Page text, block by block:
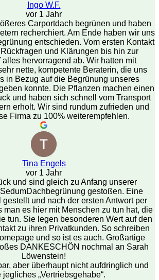
Ingo W.F.
vor 1 Jahr
Carportdach begrünen und haben
recherchiert. Am Ende haben wir uns
entschieden. Vom ersten Kontakt
und Klärungen bis hin zur
alles hervorragend ab. Wir hatten mit
nette, kompetente Beraterin, die uns
in Bezug auf die Begrünung unseres
konnte. Die Pflanzen machen einen
und haben sich schnell vom Transport
erholt. Wir sind rundum zufrieden und
Firma zu 100% weiterempfehlen.
Tina Engels
vor 1 Jahr
und sind gleich zu Anfang unserer
gestoßen. Eine
und nach der ersten Antwort per
man es hier mit Menschen zu tun hat, die
tun. Sie legen besonderen Wert auf den
zu ihren Privatkunden. So schreiben
und so ist es auch. Großartige
DANKESCHÖN nochmal an Sarah
Löwenstein!
aber überhaupt nicht aufdringlich und
jegliches „Vertriebsgehabe“.